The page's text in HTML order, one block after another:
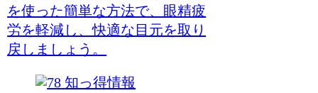
を使った簡単な方法で、眼精疲
労を軽減し、快適な目元を取り
戻しましょう。
知っ得情報